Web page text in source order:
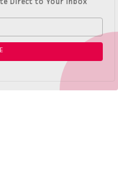
Direct to Your inbox